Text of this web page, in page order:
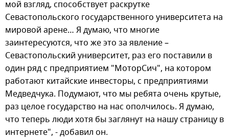
мой взгляд, способствует раскрутке
Севастопольского государственного университета на
мировой арене… Я думаю, что многие
заинтересуются, что же это за явление –
Севастопольский университет, раз его поставили в
один ряд с предприятием "МоторСич", на котором
работают китайские инвесторы, с предприятиями
Медведчука. Подумают, что мы ребята очень крутые,
раз целое государство на нас ополчилось. Я думаю,
что теперь люди хотя бы заглянут на нашу страницу в
интернете", - добавил он.